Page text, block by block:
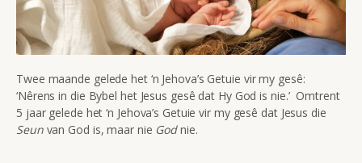
Twee maande gelede het ‘n Jehova’s Getuie vir my gesê:
‘Nêrens in die Bybel het Jesus gesê dat Hy God is nie.’ Omtrent
5 jaar gelede het ‘n Jehova’s Getuie vir my gesê dat Jesus die
Seun van God is, maar nie Godnie.